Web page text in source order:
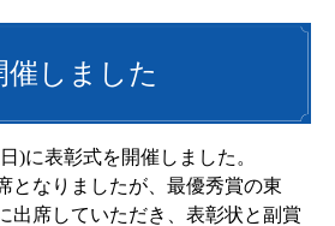
催しました
)に表彰式を開催しました。
となりましたが、最優秀賞の東
出席していただき、表彰状と副賞